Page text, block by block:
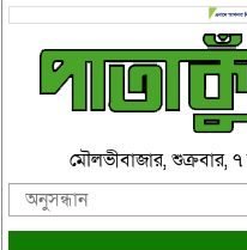
মৌলভীবাজার,